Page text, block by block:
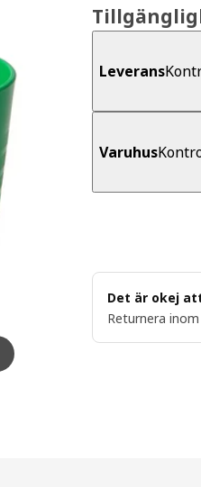
Leverans
Varuhus
Det är okej
Returnera